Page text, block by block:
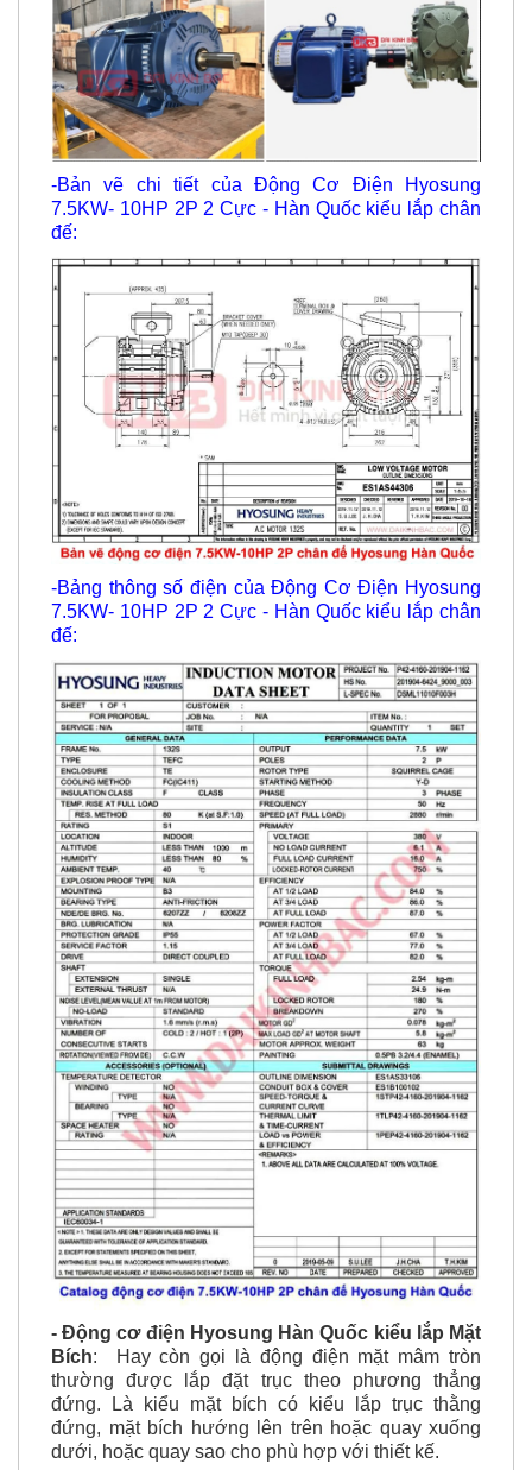
-Bản vẽ chi tiết của Động Cơ Điện Hyosung
7.5KW- 10HP 2P 2 Cực - Hàn Quốc kiểu lắp chân
đế:
-Bảng thông số điện của Động Cơ Điện Hyosung
7.5KW- 10HP 2P 2 Cực - Hàn Quốc kiểu lắp chân
đế:
- Động cơ điện Hyosung Hàn Quốc kiểu lắp Mặt
Bích: Hay còn gọilà động điện mặt mâm tròn
thường được lắp đặt trục theo phương thẳng
đứng. Là kiểu mặt bích có kiểu lắp trục thằng
đứng, mặt bích hướng lên trên hoặc quay xuống